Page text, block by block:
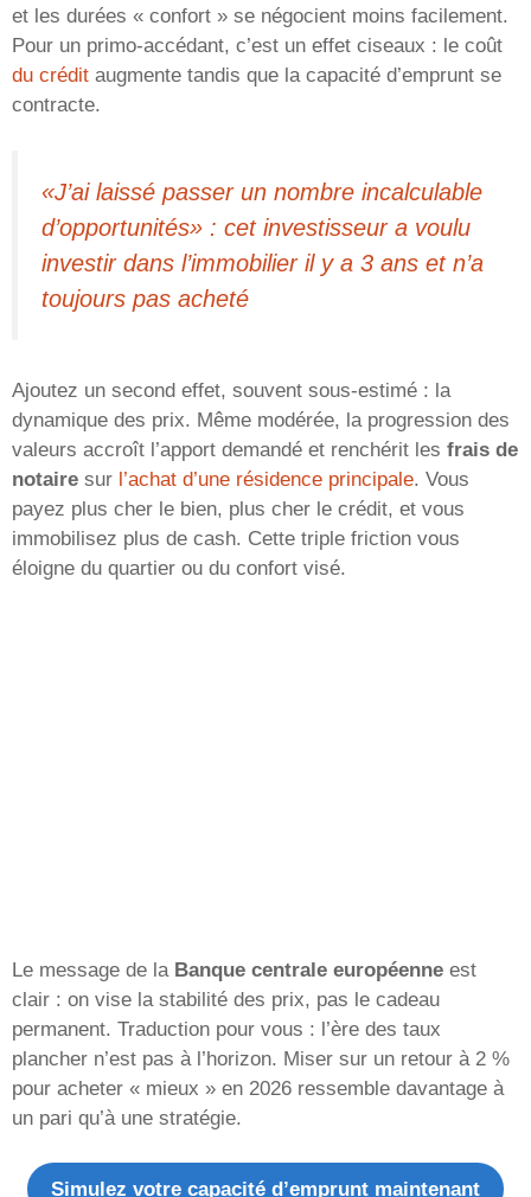
et les durées « confort » se négocient moins facilement.
Pour un primo-accédant, c’est un effet ciseaux : le coût
du crédit augmente tandis que la capacité d’emprunt se
contracte.
«J’ai laissé passer un nombre incalculable
d’opportunités» : cet investisseur a voulu
investir dans l’immobilier il y a 3 ans et n’a
toujours pas acheté
Ajoutez un second effet, souvent sous-estimé : la
dynamique des prix. Même modérée, la progression des
valeurs accroît l’apport demandé et renchérit les frais de
notaire sur l’achat d’une résidence principale. Vous
payez plus cher le bien, plus cher le crédit, et vous
immobilisez plus de cash. Cette triple friction vous
éloigne du quartier ou du confort visé.
Le message de la Banque centrale européenne est
clair : on vise la stabilité des prix, pas le cadeau
permanent. Traduction pour vous : l’ère des taux
plancher n’est pas à l’horizon. Miser sur un retour à 2 %
pour acheter « mieux » en 2026 ressemble davantage à
un pari qu’à une stratégie.
Simulez votre capacité d’emprunt maintenant